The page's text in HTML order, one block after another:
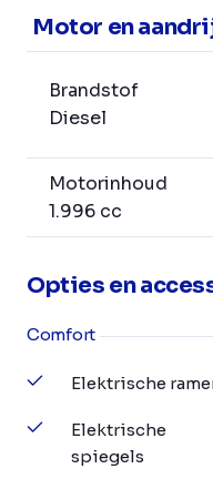
Motor en
Brandstof
Diesel
Motorinhoud
1.996 cc
Opties en
Comfort
Elektrische
Elektrische
spiegels